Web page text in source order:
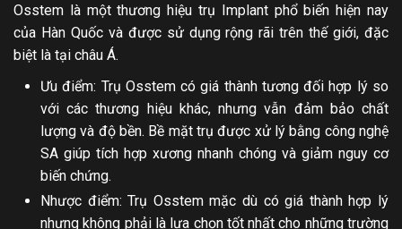
Osstem là một thương hiệu trụ Implant phổ biến hiện nay
của Hàn Quốc và được sử dụng rộng rãi trên thế giới, đặc
biệt là tại châu Á.
Ưu điểm: Trụ Osstem có giá thành tương đối hợp lý so
với các thương hiệu khác, nhưng vẫn đảm bảo chất
lượng và độ bền. Bề mặt trụ được xử lý bằng công nghệ
SA giúp tích hợp xương nhanh chóng và giảm nguy cơ
biến chứng.
Nhược điểm: Trụ Osstem mặc dù có giá thành hợp lý
nhưng không phải là lựa chọn tốt nhất cho những trường